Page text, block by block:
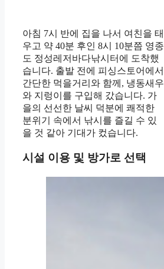
아침 7시 반에 집을 나서 여친을 태
우고 약 40분 후인 8시 10분쯤 영종
도 정성레저바다낚시터에 도착했
습니다. 출발 전에 피싱스토어에서
간단한 먹을거리와 함께, 냉동새우
와 지렁이를 구입해 갔습니다. 가
을의 선선한 날씨 덕분에 쾌적한
분위기 속에서 낚시를 즐길 수 있
을 것 같아 기대가 컸습니다.
시설 이용 및 방가로 선택